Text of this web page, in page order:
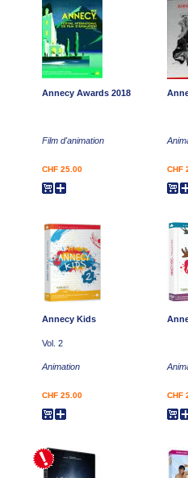
Annecy Awards 2018
Film d'animation
CHF 25.00 CHF
Annecy Kids
Vol. 2
Animation
CHF 25.00 CHF